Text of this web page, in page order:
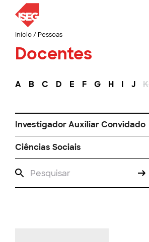
Início/ Pessoas
Docentes
A B C D E F G H I J K
Investigador Auxiliar Convidado
Ciências Sociais